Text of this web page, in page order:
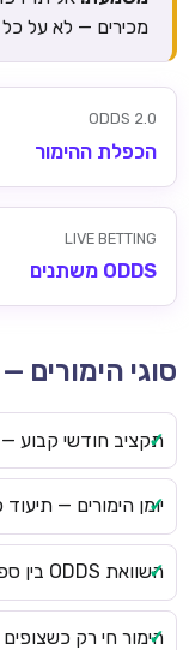
מכירים — לא על
ODDS 2.0
הכפלת ההימור
LIVE BETTING
ODDS משתנים
סוגי הימורים
תקציב חודשי קבוע —
יומן הימורים — תיעוד
השוואת ODDS בין ספרים
הימור חי רק